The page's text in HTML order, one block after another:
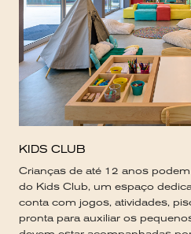
KIDS CLUB
Crianças de até 12 anos
do Kids Club, um espaço
conta com jogos, atividades,
pronta para auxiliar os